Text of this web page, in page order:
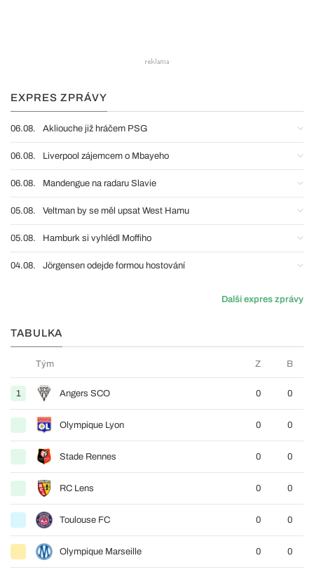
EXPRES ZPRÁVY
06.08. Akliouche již hráčem PSG
06.08. Liverpool zájemcem o Mbayeho
06.08. Mandengue na radaru Slavie
05.08. Veltman by se měl upsat West Hamu
05.08. Hamburk si vyhlédl Moffiho
04.08. Jörgensen odejde formou hostování
Další expres zprávy
TABULKA
Tým Z B
1 Angers SCO 0 0
Olympique Lyon 0 0
Stade Rennes 0 0
RC Lens 0 0
Toulouse FC 0 0
Olympique Marseille 0 0